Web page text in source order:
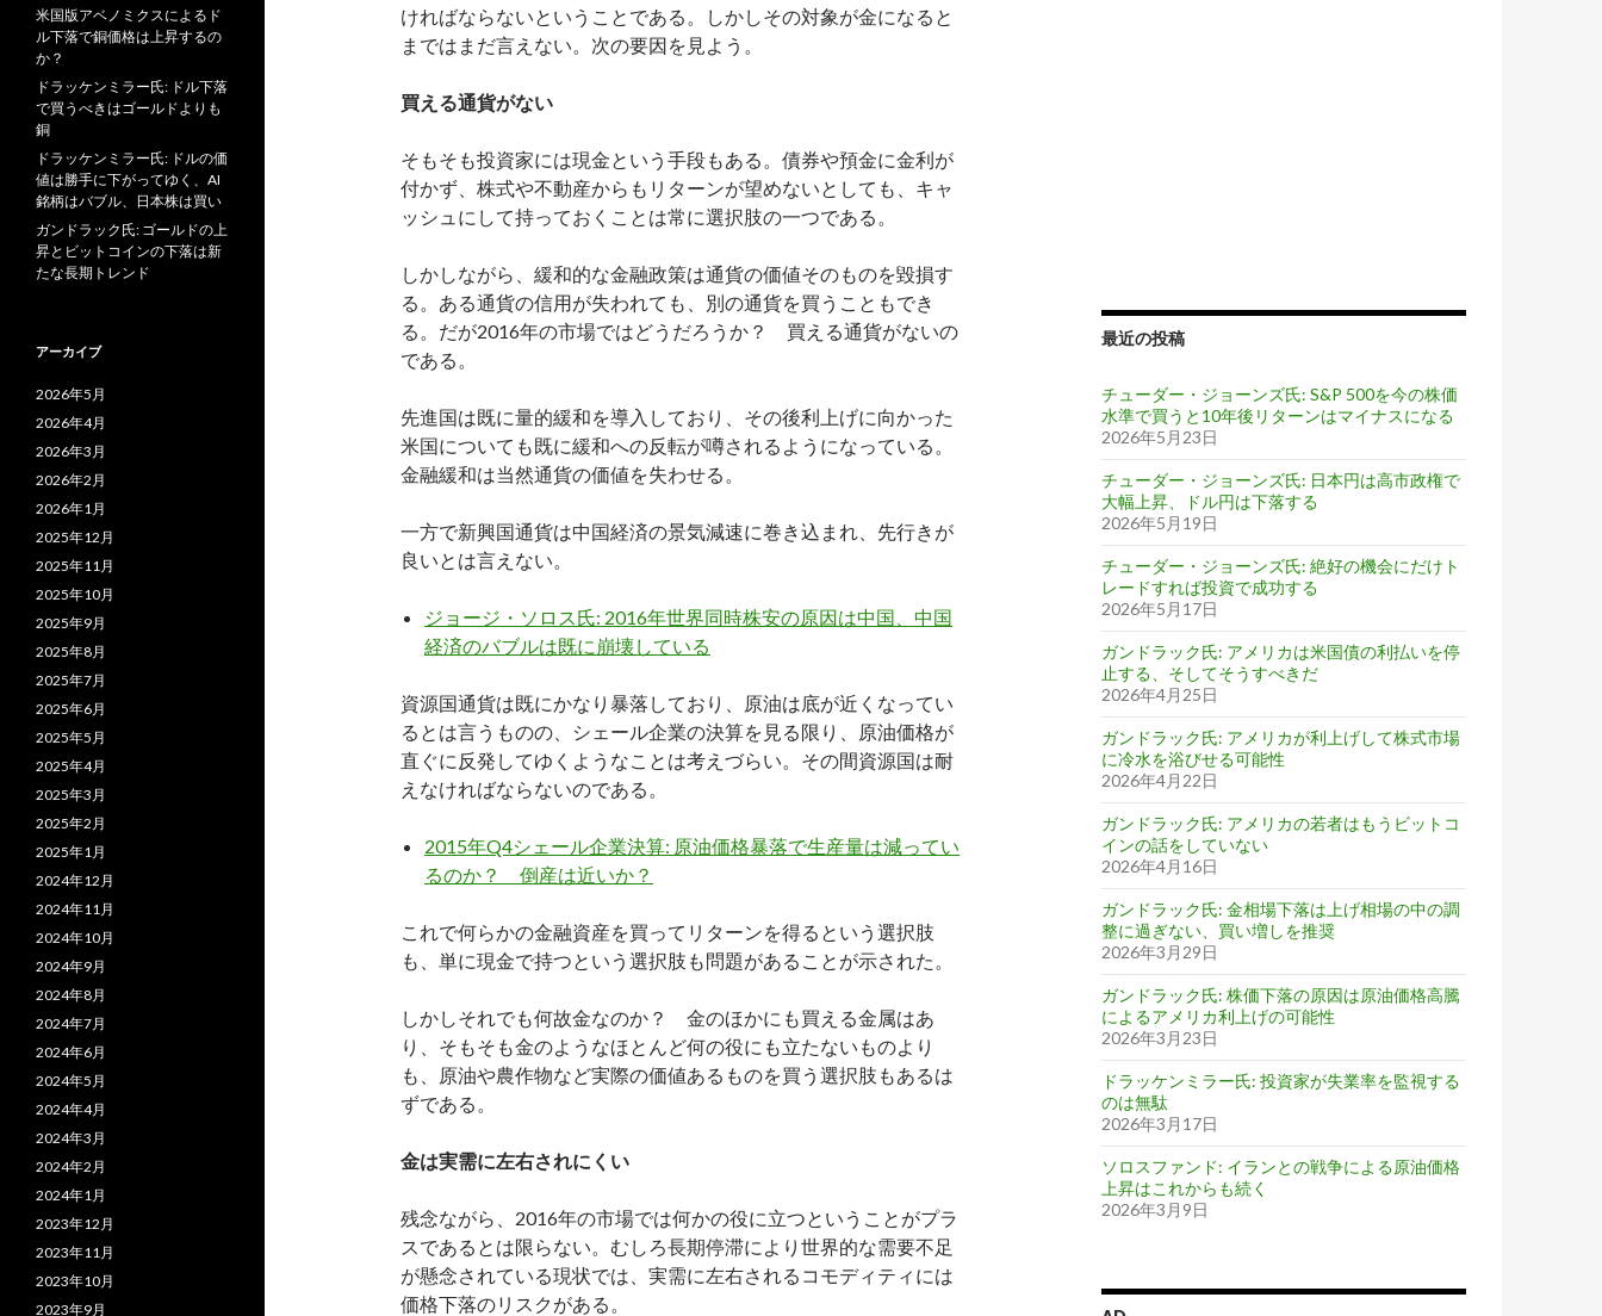
ければならないということである。しかしその対象が金になると
まではまだ言えない。次の要因を見よう。
買える通貨がない
そもそも投資家には現金という手段もある。債券や預金に金利が
付かず、株式や不動産からもリターンが望めないとしても、キャ
ッシュにして持っておくことは常に選択肢の一つである。
しかしながら、緩和的な金融政策は通貨の価値そのものを毀損す
る。ある通貨の信用が失われても、別の通貨を買うこともでき
る。だが2016年の市場ではどうだろうか？ 買える通貨がないの
である。
先進国は既に量的緩和を導入しており、その後利上げに向かった
米国についても既に緩和への反転が噂されるようになっている。
金融緩和は当然通貨の価値を失わせる。
一方で新興国通貨は中国経済の景気減速に巻き込まれ、先行きが
良いとは言えない。
ジョージ・ソロス氏: 2016年世界同時株安の原因は中国、中国
経済のバブルは既に崩壊している
資源国通貨は既にかなり暴落しており、原油は底が近くなってい
るとは言うものの、シェール企業の決算を見る限り、原油価格が
直ぐに反発してゆくようなことは考えづらい。その間資源国は耐
えなければならないのである。
2015年Q4シェール企業決算: 原油価格暴落で生産量は減ってい
るのか？ 倒産は近いか？
これで何らかの金融資産を買ってリターンを得るという選択肢
も、単に現金で持つという選択肢も問題があることが示された。
しかしそれでも何故金なのか？ 金のほかにも買える金属はあ
り、そもそも金のようなほとんど何の役にも立たないものより
も、原油や農作物など実際の価値あるものを買う選択肢もあるは
ずである。
金は実需に左右されにくい
残念ながら、2016年の市場では何かの役に立つということがプラ
スであるとは限らない。むしろ長期停滞により世界的な需要不足
が懸念されている現状では、実需に左右されるコモディティには
価格下落のリスクがある。
最近の投稿
チューダー・ジョーンズ氏: S&P 500を今の株価
水準で買うと10年後リターンはマイナスになる
2026年5月23日
チューダー・ジョーンズ氏: 日本円は高市政権で
大幅上昇、ドル円は下落する
2026年5月19日
チューダー・ジョーンズ氏: 絶好の機会にだけト
レードすれば投資で成功する
2026年5月17日
ガンドラック氏: アメリカは米国債の利払いを停
止する、そしてそうすべきだ
2026年4月25日
ガンドラック氏: アメリカが利上げして株式市場
に冷水を浴びせる可能性
2026年4月22日
ガンドラック氏: アメリカの若者はもうビットコ
インの話をしていない
2026年4月16日
ガンドラック氏: 金相場下落は上げ相場の中の調
整に過ぎない、買い増しを推奨
2026年3月29日
ガンドラック氏: 株価下落の原因は原油価格高騰
によるアメリカ利上げの可能性
2026年3月23日
ドラッケンミラー氏: 投資家が失業率を監視する
のは無駄
2026年3月17日
ソロスファンド: イランとの戦争による原油価格
上昇はこれからも続く
2026年3月9日
米国版アベノミクスによるド
ル下落で銅価格は上昇するの
か？
ドラッケンミラー氏: ドル下落
で買うべきはゴールドよりも
銅
ドラッケンミラー氏: ドルの価
値は勝手に下がってゆく、AI
銘柄はバブル、日本株は買い
ガンドラック氏: ゴールドの上
昇とビットコインの下落は新
たな長期トレンド
アーカイブ
2026年5月
2026年4月
2026年3月
2026年2月
2026年1月
2025年12月
2025年11月
2025年10月
2025年9月
2025年8月
2025年7月
2025年6月
2025年5月
2025年4月
2025年3月
2025年2月
2025年1月
2024年12月
2024年11月
2024年10月
2024年9月
2024年8月
2024年7月
2024年6月
2024年5月
2024年4月
2024年3月
2024年2月
2024年1月
2023年12月
2023年11月
2023年10月
2023年9月